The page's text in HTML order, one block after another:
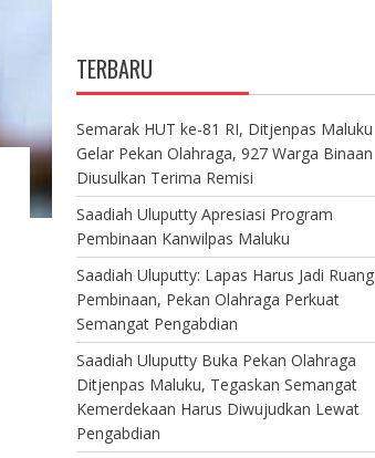
TERBARU
Semarak HUT ke-81 RI, Ditjenpas Maluku
Gelar Pekan Olahraga, 927 Warga Binaan
Diusulkan Terima Remisi
Saadiah Uluputty Apresiasi Program
Pembinaan Kanwilpas Maluku
Saadiah Uluputty: Lapas Harus Jadi Ruang
Pembinaan, Pekan Olahraga Perkuat
Semangat Pengabdian
Saadiah Uluputty Buka Pekan Olahraga
Ditjenpas Maluku, Tegaskan Semangat
Kemerdekaan Harus Diwujudkan Lewat
Pengabdian